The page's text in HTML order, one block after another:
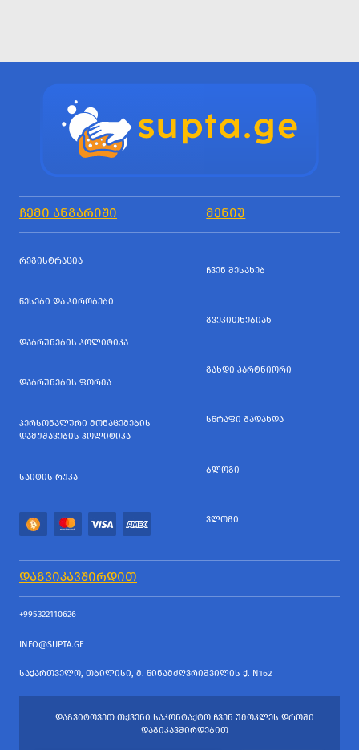
ᲩᲔᲛᲘ ᲐᲜᲒᲐᲠᲘᲨᲘ ᲛᲔᲜᲘᲣ
ᲠᲔᲒᲘᲡᲢᲠᲐᲪᲘᲐ
ᲬᲔᲡᲔᲑᲘ ᲓᲐ ᲞᲘᲠᲝᲑᲔᲑᲘ
ᲓᲐᲑᲠᲣᲜᲔᲑᲘᲡ ᲞᲝᲚᲘᲢᲘᲙᲐ
ᲓᲐᲑᲠᲣᲜᲔᲑᲘᲡ ᲤᲝᲠᲛᲐ
ᲞᲔᲠᲡᲝᲜᲐᲚᲣᲠᲘ ᲛᲝᲜᲐᲪᲔᲛᲔᲑᲘᲡ
ᲓᲐᲛᲣᲨᲐᲕᲔᲑᲘᲡ ᲞᲝᲚᲘᲢᲘᲙᲐ
ᲡᲐᲘᲢᲘᲡ ᲠᲣᲙᲐ
ᲩᲕᲔᲜ ᲨᲔᲡᲐᲮᲔᲑ
ᲒᲕᲔᲙᲘᲗᲮᲔᲑᲘᲐᲜ
ᲒᲐᲮᲓᲘ ᲞᲐᲠᲢᲜᲘᲝᲠᲘ
ᲡᲬᲠᲐᲤᲘ ᲒᲐᲓᲐᲮᲓᲐ
ᲑᲚᲝᲒᲘ
ᲕᲚᲝᲒᲘ
ᲓᲐᲒᲕᲘᲙᲐᲕᲨᲘᲠᲓᲘᲗ
+995322110626
INFO@SUPTA.GE
ᲡᲐᲥᲐᲠᲗᲕᲔᲚᲝ, ᲗᲑᲘᲚᲘᲡᲘ, Მ. ᲬᲘᲜᲐᲛᲫᲦᲕᲠᲘᲨᲕᲘᲚᲘᲡ Ქ. N162
ᲓᲐᲒᲕᲘᲢᲝᲕᲔᲗ ᲗᲥᲕᲔᲜᲘ ᲡᲐᲙᲝᲜᲢᲐᲥᲢᲝ ᲩᲕᲔᲜ ᲣᲛᲝᲙᲚᲔᲡ ᲓᲠᲝᲨᲘ
ᲓᲐᲒᲘᲙᲐᲕᲨᲘᲠᲓᲔᲑᲘᲗ